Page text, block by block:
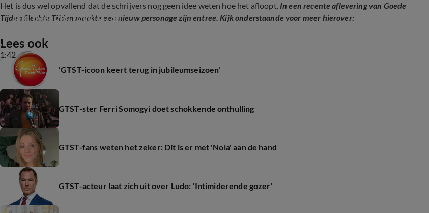
Het is dus wel opvallend dat de schrijvers nog geen idee weten hoe het afloopt. In een recente aflevering van Goede
Tijden Slechte Tijden maakte een nieuw personage zijn entree. Kijk onderstaande voor meer hierover:
1:42
Troj over zijn rol in GTST
Lees ook
'GTST-icoon keert terug in jubileumseizoen'
GTST-ster Ferri Somogyi doet schokkende onthulling
GTST-fans weten het zeker: Dít is er met 'Nola' aan de hand
GTST-acteur laat zich uit over Ludo: 'Intimiderende gozer'